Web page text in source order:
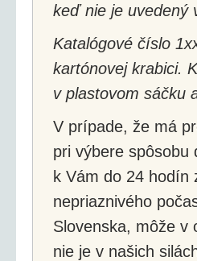
keď nie je uvedený
Katalógové číslo
kartónovej krabici.
v plastovom sáčku
V prípade, že má
pri výbere spôsobu
k Vám do 24 hodín
nepriaznivého
Slovenska, môže v
nie je v našich